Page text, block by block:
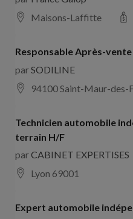
Maisons-Laffitte
Responsable Après-
parSODILINE
94100 Saint-Maur-des-
Technicien automobile
terrain H/F
parCABINET EXPERTISES
Lyon 69001
Expert automobile